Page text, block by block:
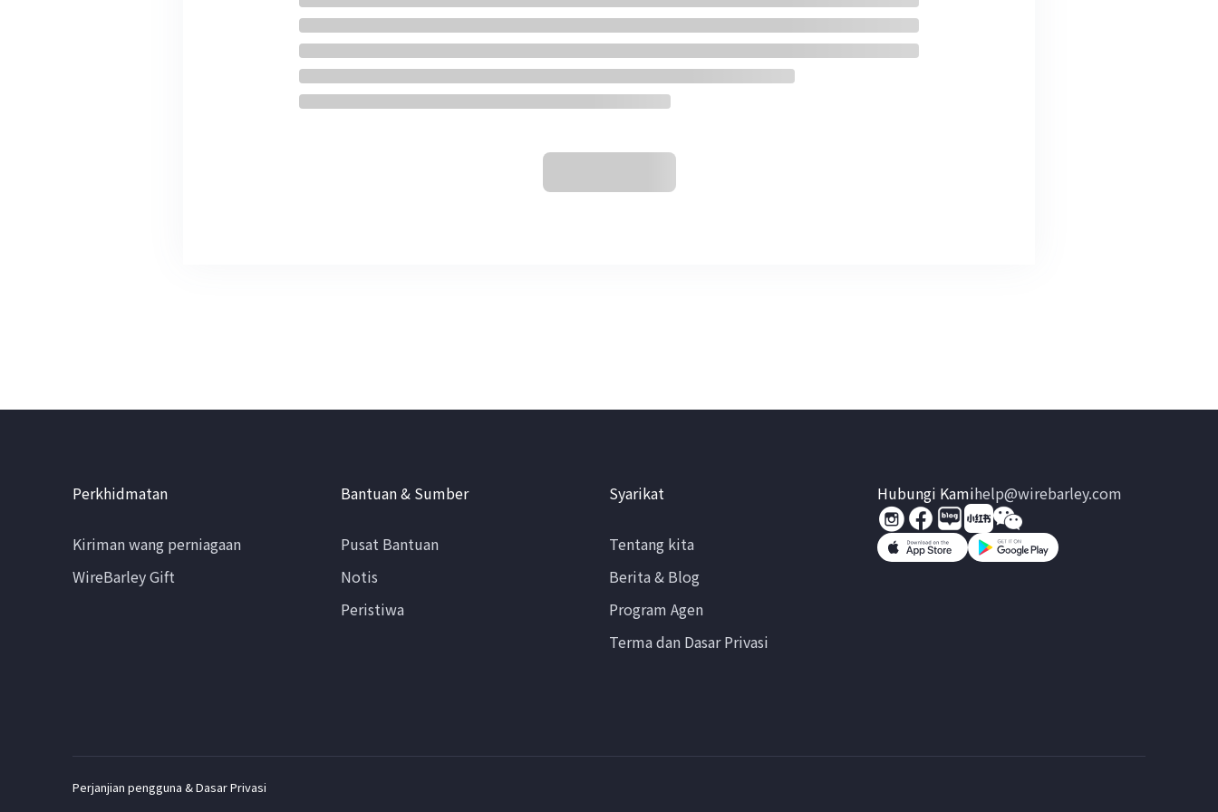
Perkhidmatan
Kiriman wang perniagaan
WireBarley Gift
Bantuan & Sumber
Pusat Bantuan
Notis
Peristiwa
Syarikat
Tentang kita
Berita & Blog
Program Agen
Terma dan Dasar Privasi
Hubungi Kamihelp@wirebarley.com
Perjanjian pengguna & Dasar Privasi